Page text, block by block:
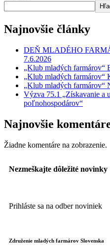
Najnovšie články
DEŇ MLADÉHO
7.6.2026
„Klub mladých farmárov“
„Klub mladých farmárov“
„Klub mladých farmárov“
Výzva 75.1 „Získavanie a
poľnohospodárov“
Najnovšie
Žiadne komentáre na zobrazenie.
Nezmeškajte dôležité novinky
Prihláste sa na odber noviniek
Združenie mladých farmárov Slovenska